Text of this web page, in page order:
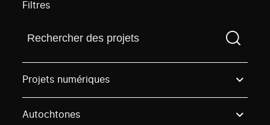
Filtres
Trouvez un projetVous devez saisir un terme de
Projets numériques
Autochtones